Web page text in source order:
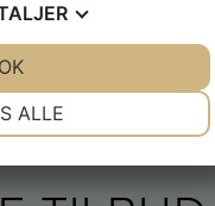
ALLE
OK